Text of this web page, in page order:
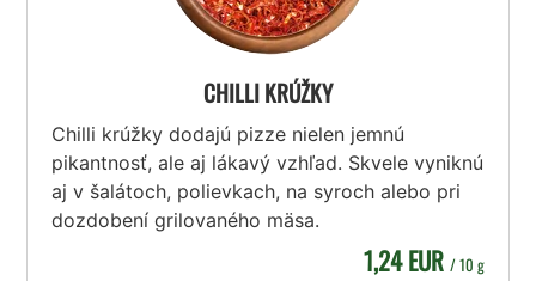
CHILLI KRÚŽKY
Chilli krúžky dodajú pizze nielen jemnú
pikantnosť, ale aj lákavý vzhľad. Skvele vyniknú
aj v šalátoch, polievkach, na syroch alebo pri
dozdobení grilovaného mäsa.
1,24 EUR / 10 g